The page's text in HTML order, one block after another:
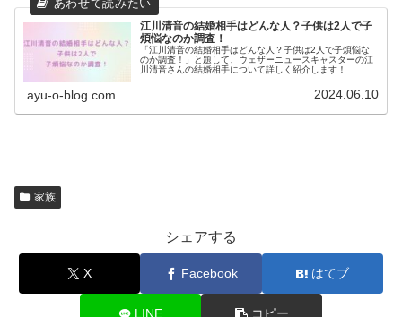
江川清音の結婚相手はどんな人？子供は2人で子
煩悩なのか調査！
「江川清音の結婚相手はどんな人？子供は2人で子煩悩な
のか調査！」と題して、ウェザーニュースキャスターの江
川清音さんの結婚相手について詳しく紹介します！
ayu-o-blog.com 2024.06.10
家族
シェアする
X Facebook はてブ
LINE コピー